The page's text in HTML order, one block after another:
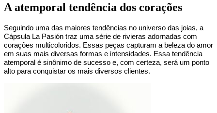
A atemporal tendência dos corações
Seguindo uma das maiores tendências no universo das joias, a
Cápsula La Pasión traz uma série de rivieras adornadas com
corações multicoloridos. Essas peças capturam a beleza do amor
em suas mais diversas formas e intensidades. Essa tendência
atemporal é sinônimo de sucesso e, com certeza, será um ponto
alto para conquistar os mais diversos clientes.